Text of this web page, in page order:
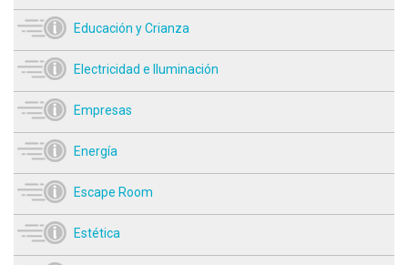
Educación y Crianza
Electricidad e Iluminación
Empresas
Energía
Escape Room
Estética